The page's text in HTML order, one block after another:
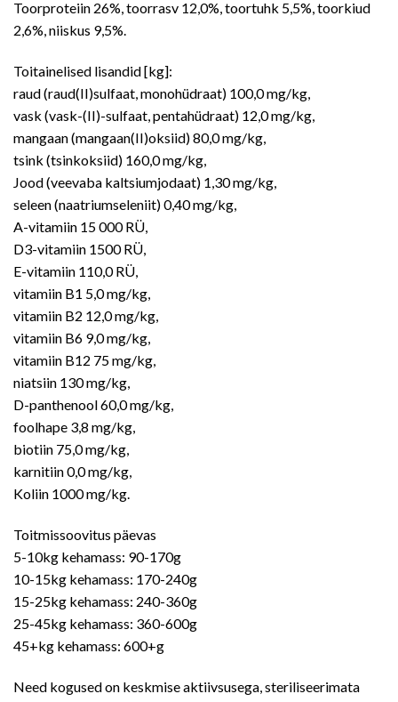
Toorproteiin 26%, toorrasv 12,0%, toortuhk 5,5%, toorkiud
2,6%, niiskus 9,5%.
Toitainelised lisandid [kg]:
raud (raud(II)sulfaat, monohüdraat) 100,0 mg/kg,
vask (vask-(II)-sulfaat, pentahüdraat) 12,0 mg/kg,
mangaan (mangaan(II)oksiid) 80,0 mg/kg,
tsink (tsinkoksiid) 160,0 mg/kg,
Jood (veevaba kaltsiumjodaat) 1,30 mg/kg,
seleen (naatriumseleniit) 0,40 mg/kg,
A-vitamiin 15 000 RÜ,
D3-vitamiin 1500 RÜ,
E-vitamiin 110,0 RÜ,
vitamiin B1 5,0 mg/kg,
vitamiin B2 12,0 mg/kg,
vitamiin B6 9,0 mg/kg,
vitamiin B12 75 mg/kg,
niatsiin 130 mg/kg,
D-panthenool 60,0 mg/kg,
foolhape 3,8 mg/kg,
biotiin 75,0 mg/kg,
karnitiin 0,0 mg/kg,
Koliin 1000 mg/kg.
Toitmissoovitus päevas
5-10kg kehamass: 90-170g
10-15kg kehamass: 170-240g
15-25kg kehamass: 240-360g
25-45kg kehamass: 360-600g
45+kg kehamass: 600+g
Need kogused on keskmise aktiivsusega, steriliseerimata